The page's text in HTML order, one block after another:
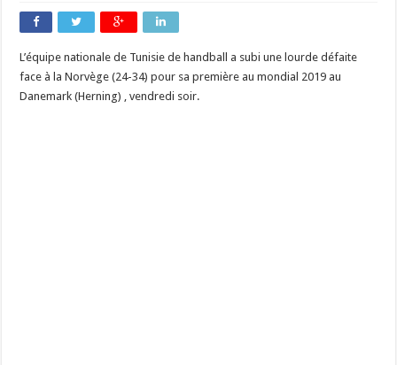
L’équipe nationale de Tunisie de handball a subi une lourde défaite
face à la Norvège (24-34) pour sa première au mondial 2019 au
Danemark (Herning) , vendredi soir.